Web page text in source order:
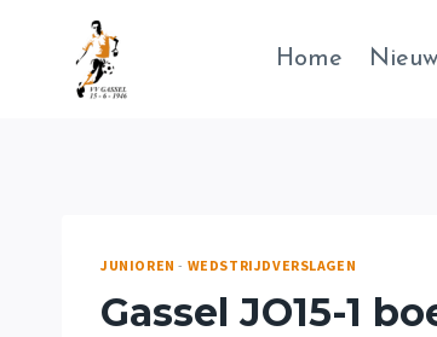
Home
JUNIOREN - WEDSTRIJDVERSLAGEN
Gassel JO15-1